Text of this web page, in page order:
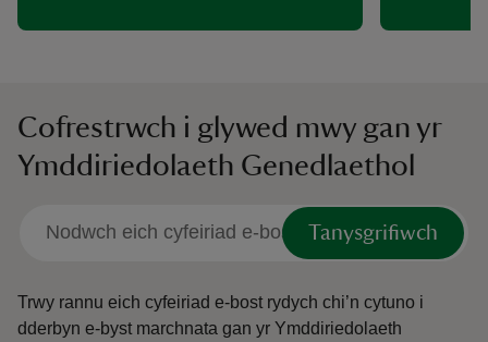
Cofrestrwch i glywed mwy gan yr
Ymddiriedolaeth Genedlaethol
Tanysgrifiwch
Trwy rannu eich cyfeiriad e-bost rydych chi’n cytuno i
dderbyn e-byst marchnata gan yr Ymddiriedolaeth